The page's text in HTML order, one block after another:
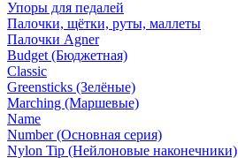
Упоры для педалей
Палочки, щётки, руты, маллеты
Палочки Agner
Budget (Бюджетная)
Classic
Greensticks (Зелёные)
Marching (Маршевые)
Name
Number (Основная серия)
Nylon Tip (Нейлоновые наконечники)